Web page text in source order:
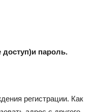
пароль.
регистрации. Как